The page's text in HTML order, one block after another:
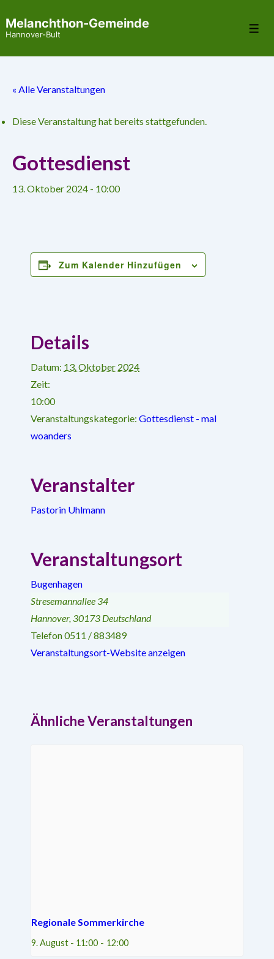
Zum
Melanchthon-Gemeinde
Hannover-Bult
« Alle Veranstaltungen
Diese Veranstaltung hat bereits stattgefunden.
Gottesdienst
13. Oktober 2024 - 10:00
Zum Kalender Hinzufügen
Details
Datum: 13. Oktober 2024
Zeit:
10:00
Veranstaltungskategorie: Gottesdienst - mal
woanders
Veranstaltungsort
Bugenhagen
Stresemannallee 34
Hannover,30173 Deutschland
Telefon0511 / 883489
Veranstaltungsort-Website anzeigen
Veranstalter
Pastorin Uhlmann
Ähnliche Veranstaltungen
Regionale Sommerkirche
9. August - 11:00 - 12:00